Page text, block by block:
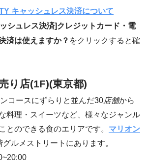
キャッシュレス決済について
シュレス決済]クレジットカード・電
済は使えますか？ をクリックすると確
り店(1F)(東京都)
コースにずらりと並んだ30店舗から
料理・スイーツなど、様々なジャンル
とのできる食のエリアです。 マリオン
ルメストリートにあります。